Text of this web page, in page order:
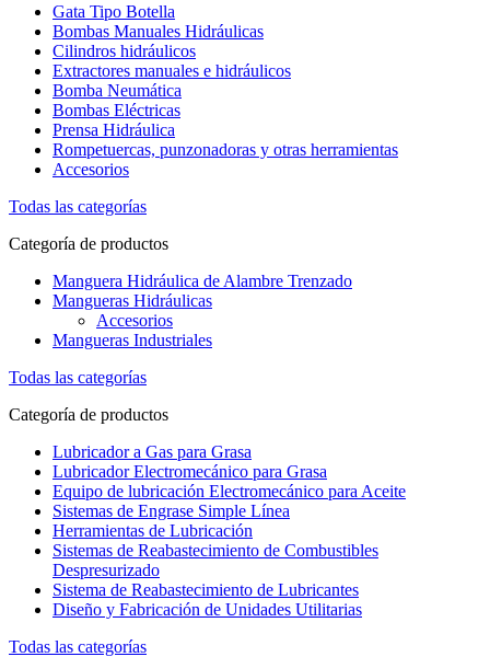
Gata Tipo Botella
Bombas Manuales Hidráulicas
Cilindros hidráulicos
Extractores manuales e hidráulicos
Bomba Neumática
Bombas Eléctricas
Prensa Hidráulica
Rompetuercas, punzonadoras y otras herramientas
Accesorios
Todas las categorías
Categoría de productos
Manguera Hidráulica de Alambre Trenzado
Mangueras Hidráulicas
Accesorios
Mangueras Industriales
Todas las categorías
Categoría de productos
Lubricador a Gas para Grasa
Lubricador Electromecánico para Grasa
Equipo de lubricación Electromecánico para Aceite
Sistemas de Engrase Simple Línea
Herramientas de Lubricación
Sistemas de Reabastecimiento de Combustibles
Despresurizado
Sistema de Reabastecimiento de Lubricantes
Diseño y Fabricación de Unidades Utilitarias
Todas las categorías